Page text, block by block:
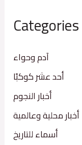
Categories
آدم وحواء
أحد عشر كوكبًا
أخبار النجوم
أخبار محلية وعالمية
أسماء للتاريخ